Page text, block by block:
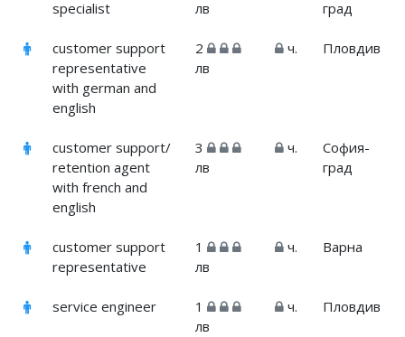
specialist лв град
customer support
representative
with german and
english
2
лв
ч. Пловдив
customer support/
retention agent
with french and
english
3
лв
ч.
София-
град
customer support
representative
1
лв
ч. Варна
service engineer
1
лв
ч. Пловдив